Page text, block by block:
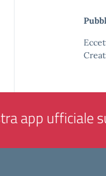
app ufficiale